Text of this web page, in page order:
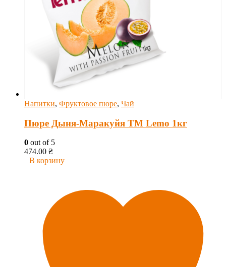
Напитки, Фруктовое пюре, Чай
Пюре Дыня-Маракуйя ТМ Lemo 1кг
0 out of 5
474.00 ₴
В корзину